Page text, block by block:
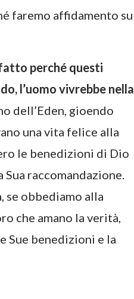
faremo affidamento su
fatto perché questi
l’uomo vivrebbe nella
dell’Eden, gioendo
una vita felice alla
le benedizioni di Dio
raccomandazione.
se obbediamo alla
che amano la verità,
Sue benedizioni e la